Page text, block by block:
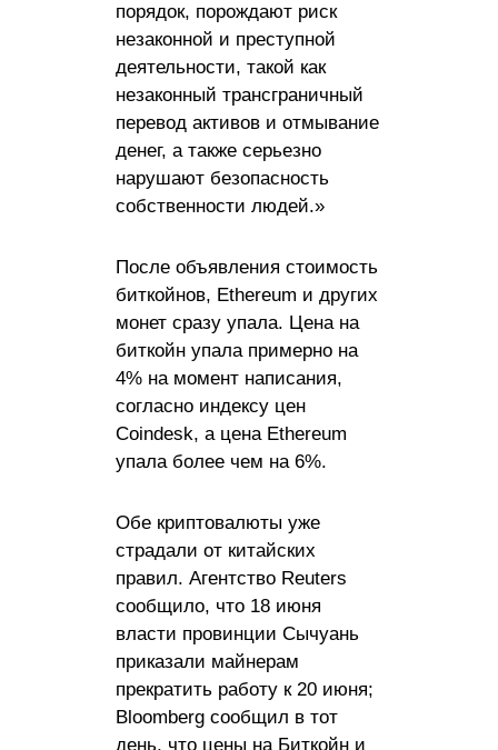
порядок, порождают риск
незаконной и преступной
деятельности, такой как
незаконный трансграничный
перевод активов и отмывание
денег, а также серьезно
нарушают безопасность
собственности людей.»
После объявления стоимость
биткойнов, Ethereum и других
монет сразу упала. Цена на
биткойн упала примерно на
4% на момент написания,
согласно индексу цен
Coindesk, а цена Ethereum
упала более чем на 6%.
Обе криптовалюты уже
страдали от китайских
правил. Агентство Reuters
сообщило, что 18 июня
власти провинции Сычуань
приказали майнерам
прекратить работу к 20 июня;
Bloomberg сообщил в тот
день, что цены на Биткойн и